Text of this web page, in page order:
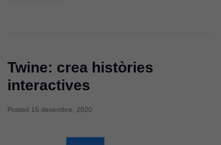
Twine: crea històries
interactives
Posted 15 desembre, 2020